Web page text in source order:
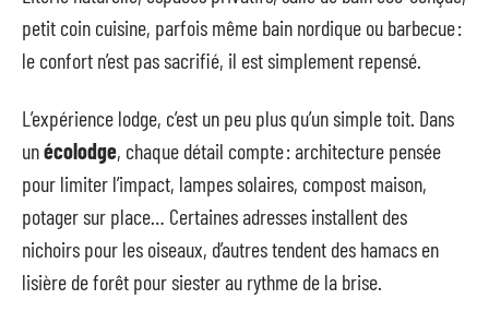
petit coin cuisine, parfois même bain nordique ou barbecue :
le confort n’est pas sacrifié, il est simplement repensé.
L’expérience lodge, c’est un peu plus qu’un simple toit. Dans
unécolodge, chaque détail compte : architecture pensée
pour limiter l’impact, lampes solaires, compost maison,
potager sur place… Certaines adresses installent des
nichoirs pour les oiseaux, d’autres tendent des hamacs en
lisière de forêt pour siester au rythme de la brise.